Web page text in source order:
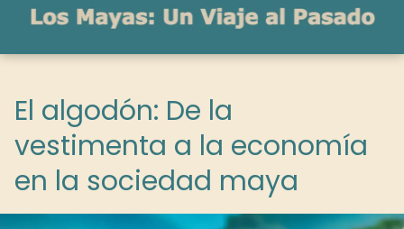
El algodón: De la
vestimenta a la economía
en la sociedad maya